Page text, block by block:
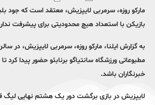
مارکو روزه، سرمربی لایپزیش، معتقد است که جود
بازیکن با استعداد هیچ محدودیتی برای پیشرفت
به گزارش ایلنا، مارکو روزه، سرمربی لایپزیش، در
مطبوعاتی ورزشگاه سانتیاگو برنابئو حضور پیدا کرد
خبرنگاران باشد.
لایپزیش در بازی برگشت دور یک هشتم نهایی لیگ